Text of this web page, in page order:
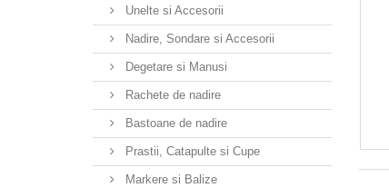
Unelte si Accesorii
Nadire, Sondare si Accesorii
Degetare si Manusi
Rachete de nadire
Bastoane de nadire
Prastii, Catapulte si Cupe
Markere si Balize